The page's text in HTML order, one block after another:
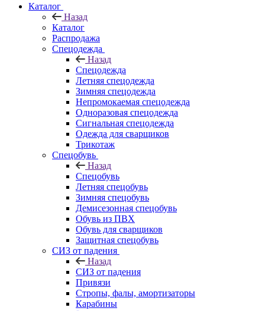
Каталог
Назад
Каталог
Распродажа
Спецодежда
Назад
Спецодежда
Летняя спецодежда
Зимняя спецодежда
Непромокаемая спецодежда
Одноразовая спецодежда
Сигнальная спецодежда
Одежда для сварщиков
Трикотаж
Спецобувь
Назад
Спецобувь
Летняя спецобувь
Зимняя спецобувь
Демисезонная спецобувь
Обувь из ПВХ
Обувь для сварщиков
Защитная спецобувь
СИЗ от падения
Назад
СИЗ от падения
Привязи
Стропы, фалы, амортизаторы
Карабины